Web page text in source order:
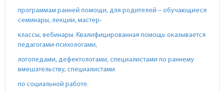
программам ранней помощи, для родителей – обучающиеся
семинары, лекции, мастер-
классы, вебинары. Квалифицированная помощь оказывается
педагогами-психологами,
логопедами, дефектологами, специалистами по раннему
вмешательству, специалистами
по социальной работе.